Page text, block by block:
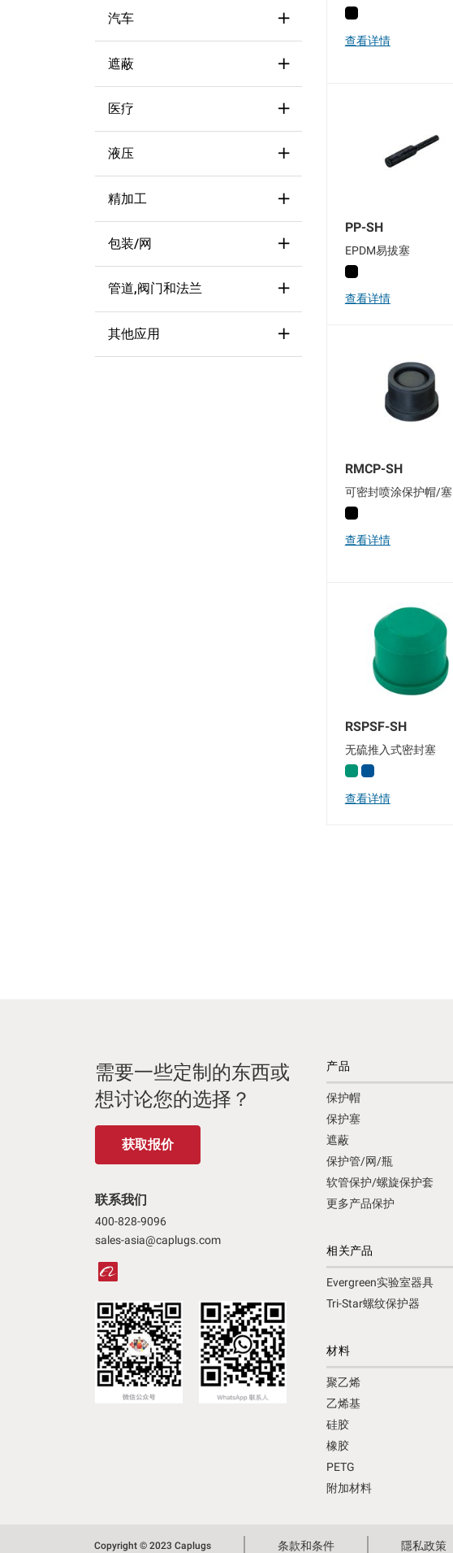
Flange
Flangeless (2)
Hollow
Self-Adhesive (1)
Vented
汽车
Body Sealing
遮蔽
Masking Hooks & Cross Bars
Masking Plugs
医疗
Port Protection
液压
Fitting Protection
Hose Protection
精加工
Plugs
包装/网
Tube Caps & Plugs
管道,阀门和法兰
Valve & Fitting Protection (2)
其他应用
查看详情
PP-SH
EPDM易拔塞
查看详情
RMCP-SH
可密封喷涂保护帽/塞
查看详情
RSPSF-SH
无硫推入式密封塞
查看详情
需要一些定制的东西或
想讨论您的选择？
获取报价
联系我们
400-828-9096
sales-asia@caplugs.com
产品
保护帽
保护塞
遮蔽
保护管/网/瓶
软管保护/螺旋保护套
更多产品保护
相关产品
Evergreen实验室器具
Tri-Star螺纹保护器
材料
聚乙烯
乙烯基
硅胶
橡胶
PETG
附加材料
条款和条件 隱私政策
Copyright © 2023 Caplugs